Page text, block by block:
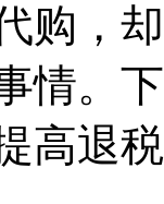
购，
情。
高退